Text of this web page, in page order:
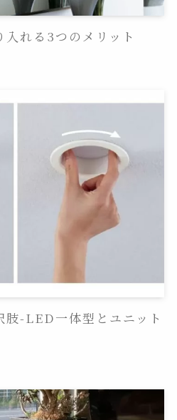
れる3つのメリット
肢-LED一体型とユニット